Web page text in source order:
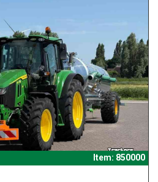
Item: 850000